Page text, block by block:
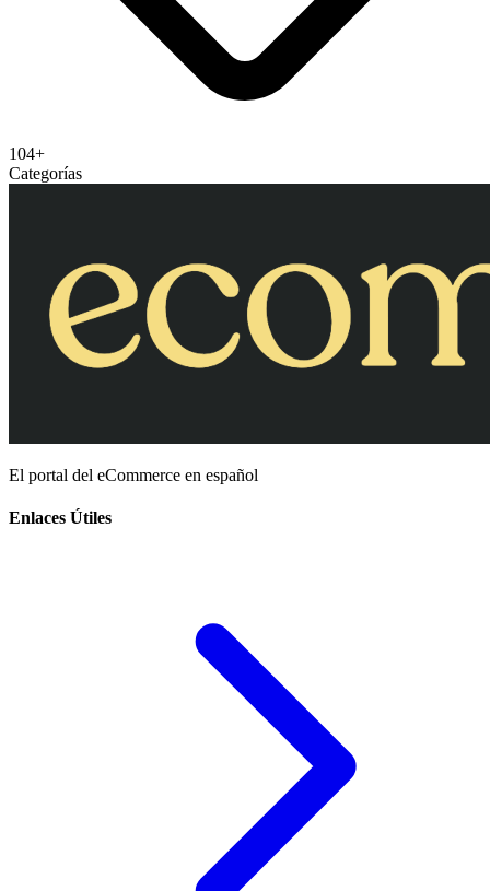
104+
Categorías
El portal del eCommerce en español
Enlaces Útiles